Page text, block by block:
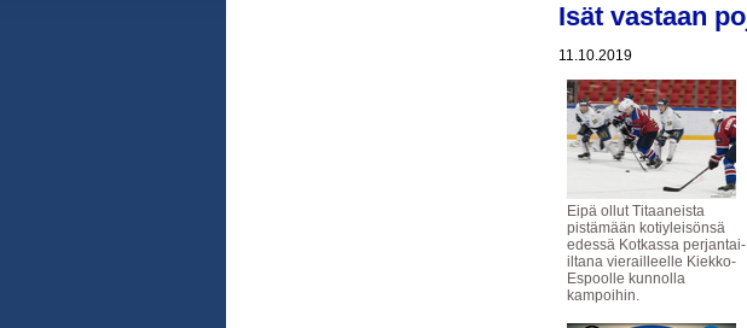
Isät vastaan
11.10.2019
Eipä ollut Titaaneista
pistämään kotiyleisönsä
edessä Kotkassa perjantai-
iltana vierailleelle Kiekko-
Espoolle kunnolla
kampoihin.